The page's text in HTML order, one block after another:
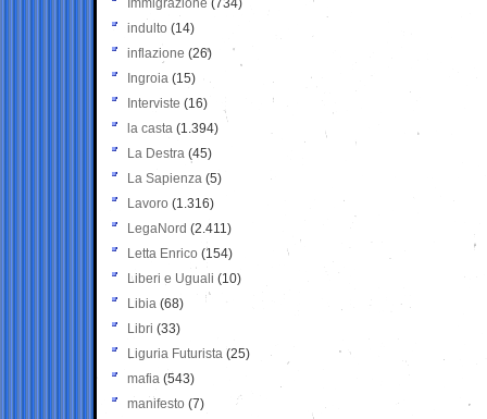
Immigrazione (734)
indulto (14)
inflazione (26)
Ingroia (15)
Interviste (16)
la casta (1.394)
La Destra (45)
La Sapienza (5)
Lavoro (1.316)
LegaNord (2.411)
Letta Enrico (154)
Liberi e Uguali (10)
Libia (68)
Libri (33)
Liguria Futurista (25)
mafia (543)
manifesto (7)